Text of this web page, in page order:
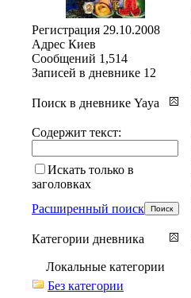
Регистрация 29.10.2008
Адрес Киев
Сообщений 1,514
Записей в дневнике 12
Поиск в дневнике Yaya
Содержит текст:
Искать только в
заголовках
Расширенный поиск
Категории дневника
Локальные категории
Без категории